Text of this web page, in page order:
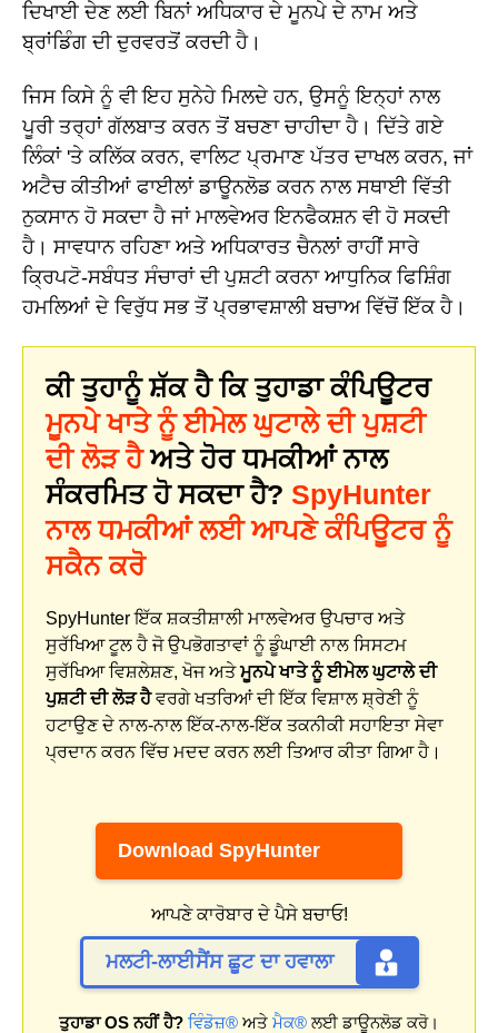
ਦਿਖਾਈ ਦੇਣ ਲਈ ਬਿਨਾਂ ਅਧਿਕਾਰ ਦੇ ਮੂਨਪੇ ਦੇ ਨਾਮ ਅਤੇ
ਬ੍ਰਾਂਡਿੰਗ ਦੀ ਦੁਰਵਰਤੋਂ ਕਰਦੀ ਹੈ।
ਜਿਸ ਕਿਸੇ ਨੂੰ ਵੀ ਇਹ ਸੁਨੇਹੇ ਮਿਲਦੇ ਹਨ, ਉਸਨੂੰ ਇਨ੍ਹਾਂ ਨਾਲ
ਪੂਰੀ ਤਰ੍ਹਾਂ ਗੱਲਬਾਤ ਕਰਨ ਤੋਂ ਬਚਣਾ ਚਾਹੀਦਾ ਹੈ। ਦਿੱਤੇ ਗਏ
ਲਿੰਕਾਂ 'ਤੇ ਕਲਿੱਕ ਕਰਨ, ਵਾਲਿਟ ਪ੍ਰਮਾਣ ਪੱਤਰ ਦਾਖਲ ਕਰਨ, ਜਾਂ
ਅਟੈਚ ਕੀਤੀਆਂ ਫਾਈਲਾਂ ਡਾਊਨਲੋਡ ਕਰਨ ਨਾਲ ਸਥਾਈ ਵਿੱਤੀ
ਨੁਕਸਾਨ ਹੋ ਸਕਦਾ ਹੈ ਜਾਂ ਮਾਲਵੇਅਰ ਇਨਫੈਕਸ਼ਨ ਵੀ ਹੋ ਸਕਦੀ
ਹੈ। ਸਾਵਧਾਨ ਰਹਿਣਾ ਅਤੇ ਅਧਿਕਾਰਤ ਚੈਨਲਾਂ ਰਾਹੀਂ ਸਾਰੇ
ਕ੍ਰਿਪਟੋ-ਸਬੰਧਤ ਸੰਚਾਰਾਂ ਦੀ ਪੁਸ਼ਟੀ ਕਰਨਾ ਆਧੁਨਿਕ ਫਿਸ਼ਿੰਗ
ਹਮਲਿਆਂ ਦੇ ਵਿਰੁੱਧ ਸਭ ਤੋਂ ਪ੍ਰਭਾਵਸ਼ਾਲੀ ਬਚਾਅ ਵਿੱਚੋਂ ਇੱਕ ਹੈ।
ਕੀ ਤੁਹਾਨੂੰ ਸ਼ੱਕ ਹੈ ਕਿ ਤੁਹਾਡਾ ਕੰਪਿਊਟਰ
ਮੂਨਪੇ ਖਾਤੇ ਨੂੰ ਈਮੇਲ ਘੁਟਾਲੇ ਦੀ ਪੁਸ਼ਟੀ
ਦੀ ਲੋੜ ਹੈਅਤੇ ਹੋਰ ਧਮਕੀਆਂ ਨਾਲ
ਸੰਕਰਮਿਤ ਹੋ ਸਕਦਾ ਹੈ? SpyHunter
ਨਾਲ ਧਮਕੀਆਂ ਲਈ ਆਪਣੇ ਕੰਪਿਊਟਰ ਨੂੰ
ਸਕੈਨ ਕਰੋ
SpyHunter ਇੱਕ ਸ਼ਕਤੀਸ਼ਾਲੀ ਮਾਲਵੇਅਰ ਉਪਚਾਰ ਅਤੇ
ਸੁਰੱਖਿਆ ਟੂਲ ਹੈ ਜੋ ਉਪਭੋਗਤਾਵਾਂ ਨੂੰ ਡੂੰਘਾਈ ਨਾਲ ਸਿਸਟਮ
ਸੁਰੱਖਿਆ ਵਿਸ਼ਲੇਸ਼ਣ, ਖੋਜ ਅਤੇਮੂਨਪੇ ਖਾਤੇ ਨੂੰ ਈਮੇਲ ਘੁਟਾਲੇ ਦੀ
ਪੁਸ਼ਟੀ ਦੀ ਲੋੜ ਹੈਵਰਗੇ ਖਤਰਿਆਂ ਦੀ ਇੱਕ ਵਿਸ਼ਾਲ ਸ਼੍ਰੇਣੀ ਨੂੰ
ਹਟਾਉਣ ਦੇ ਨਾਲ-ਨਾਲ ਇੱਕ-ਨਾਲ-ਇੱਕ ਤਕਨੀਕੀ ਸਹਾਇਤਾ ਸੇਵਾ
ਪ੍ਰਦਾਨ ਕਰਨ ਵਿੱਚ ਮਦਦ ਕਰਨ ਲਈ ਤਿਆਰ ਕੀਤਾ ਗਿਆ ਹੈ।
Download SpyHunter
ਆਪਣੇ ਕਾਰੋਬਾਰ ਦੇ ਪੈਸੇ ਬਚਾਓ!
ਮਲਟੀ-ਲਾਈਸੈਂਸ ਛੂਟ ਦਾ ਹਵਾਲਾ
ਤੁਹਾਡਾ OS ਨਹੀਂ ਹੈ? ਵਿੰਡੋਜ਼® ਅਤੇ ਮੈਕ® ਲਈ ਡਾਊਨਲੋਡ ਕਰੋ।